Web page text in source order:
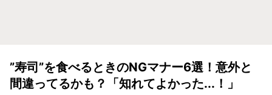
”寿司”を食べるときのNGマナー6選！意外と
間違ってるかも？「知れてよかった...！」